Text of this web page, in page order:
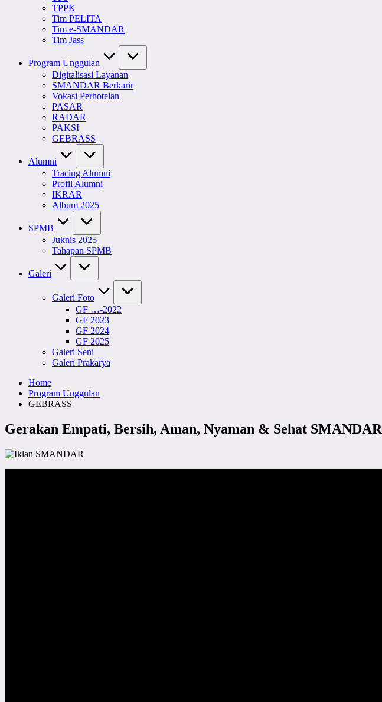
TPPK
Tim PELITA
Tim e-SMANDAR
Tim Jass
Program Unggulan
Digitalisasi Layanan
SMANDAR Berkarir
Vokasi Perhotelan
PASAR
RADAR
PAKSI
GEBRASS
Alumni
Tracing Alumni
Profil Alumni
IKRAR
Album 2025
SPMB
Juknis 2025
Tahapan SPMB
Galeri
Galeri Foto
GF …-2022
GF 2023
GF 2024
GF 2025
Galeri Seni
Galeri Prakarya
Home
Program Unggulan
GEBRASS
Gerakan Empati, Bersih, Aman, Nyaman & Sehat SMANDAR